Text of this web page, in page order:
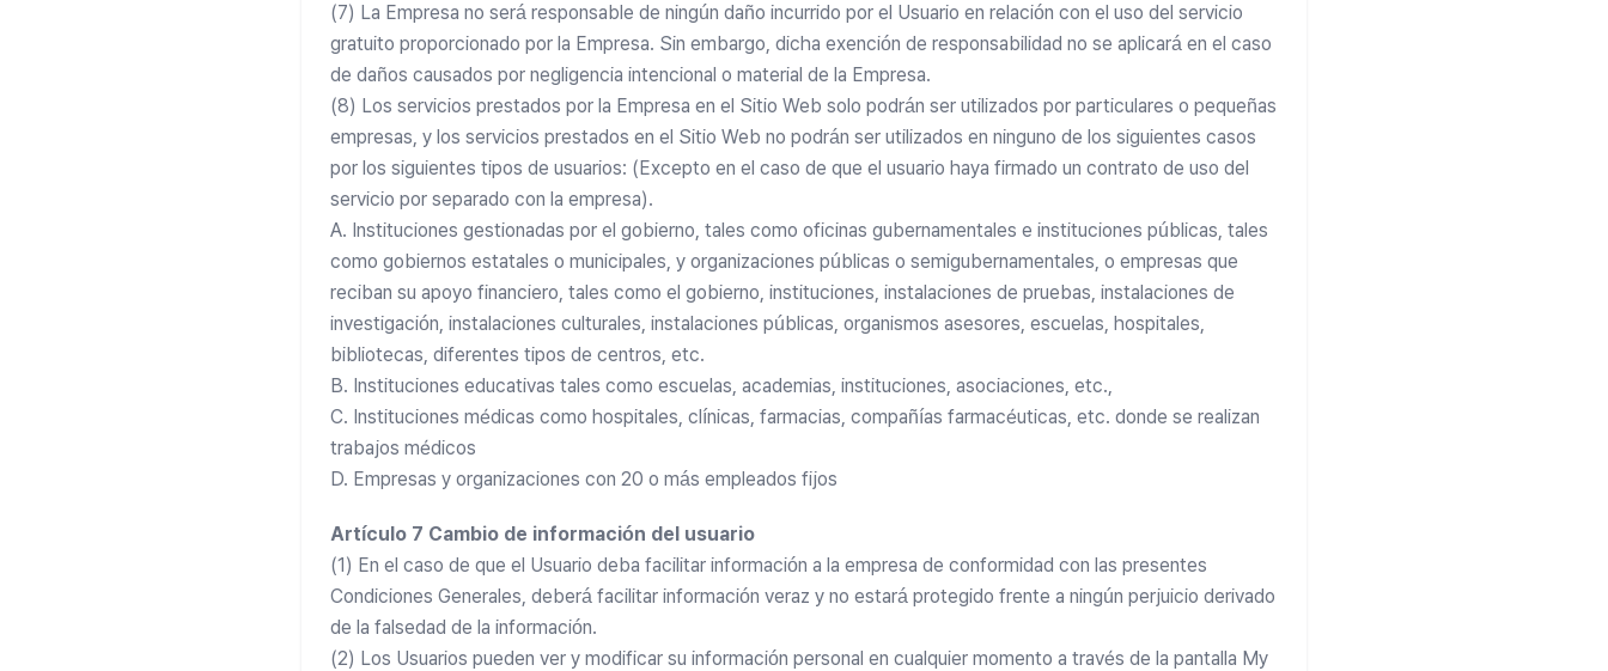
(7) La Empresa no será responsable de ningún daño incurrido por el Usuario en relación con el uso del servicio
gratuito proporcionado por la Empresa. Sin embargo, dicha exención de responsabilidad no se aplicará en el caso
de daños causados por negligencia intencional o material de la Empresa.
(8) Los servicios prestados por la Empresa en el Sitio Web solo podrán ser utilizados por particulares o pequeñas
empresas, y los servicios prestados en el Sitio Web no podrán ser utilizados en ninguno de los siguientes casos
por los siguientes tipos de usuarios: (Excepto en el caso de que el usuario haya firmado un contrato de uso del
servicio por separado con la empresa).
A. Instituciones gestionadas por el gobierno, tales como oficinas gubernamentales e instituciones públicas, tales
como gobiernos estatales o municipales, y organizaciones públicas o semigubernamentales, o empresas que
reciban su apoyo financiero, tales como el gobierno, instituciones, instalaciones de pruebas, instalaciones de
investigación, instalaciones culturales, instalaciones públicas, organismos asesores, escuelas, hospitales,
bibliotecas, diferentes tipos de centros, etc.
B. Instituciones educativas tales como escuelas, academias, instituciones, asociaciones, etc.,
C. Instituciones médicas como hospitales, clínicas, farmacias, compañías farmacéuticas, etc. donde se realizan
trabajos médicos
D. Empresas y organizaciones con 20 o más empleados fijos
Artículo 7 Cambio de información del usuario
(1) En el caso de que el Usuario deba facilitar información a la empresa de conformidad con las presentes
Condiciones Generales, deberá facilitar información veraz y no estará protegido frente a ningún perjuicio derivado
de la falsedad de la información.
(2) Los Usuarios pueden ver y modificar su información personal en cualquier momento a través de la pantalla My